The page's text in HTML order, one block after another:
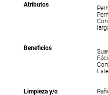
Atributos
Beneficios
Limpieza y/o